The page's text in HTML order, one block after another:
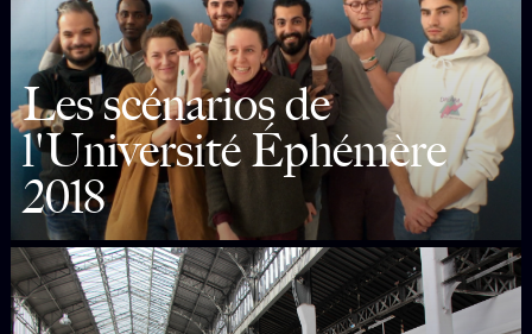
Les scénarios de
l'Université Éphémère
2018